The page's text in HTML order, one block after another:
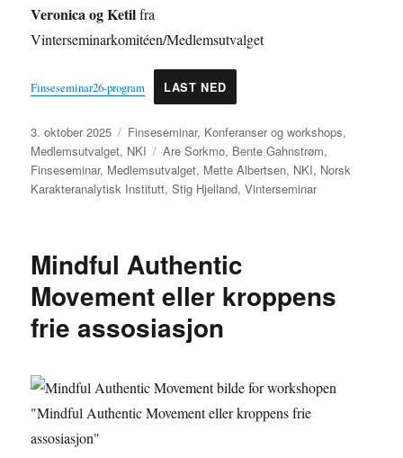
Veronica og Ketilfra
Vinterseminarkomitéen/Medlemsutvalget
Finseseminar26-program LAST NED
Publisert
3. oktober 2025 Kategorier
Finseseminar, Konferanser og workshops,
Medlemsutvalget, NKI Stikkord
Are Sorkmo, Bente Gahnstrøm,
Finseseminar, Medlemsutvalget, Mette Albertsen, NKI, Norsk
Karakteranalytisk Institutt,Stig Hjelland,Vinterseminar
Mindful Authentic
Movement eller kroppens
frie assosiasjon